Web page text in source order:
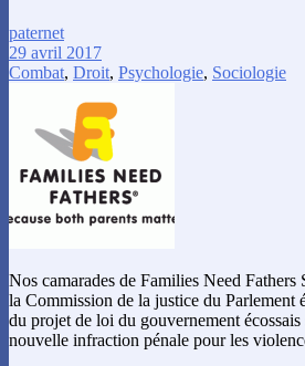
paternet
29 avril 2017
Combat, Droit, Psychologie, Sociologie
Nos camarades de Families Need
la Commission de la justice du Parlement
du projet de loi du gouvernement
nouvelle infraction pénale pour les